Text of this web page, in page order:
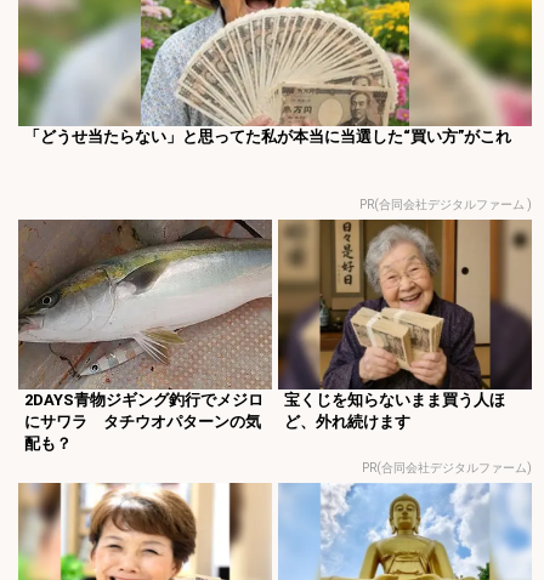
「どうせ当たらない」と思ってた私が本当に当選した“買い方”がこれ
PR(合同会社デジタルファーム )
2DAYS青物ジギング釣行でメジロ
にサワラ タチウオパターンの気
配も？
宝くじを知らないまま買う人ほ
ど、外れ続けます
PR(合同会社デジタルファーム)